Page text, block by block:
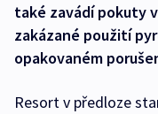
také zavádí pokuty
zakázané použití
opakovaném
Resort v předloze